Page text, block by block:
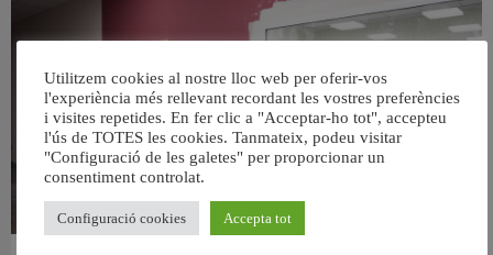
Utilitzem cookies al nostre lloc web per oferir-vos
l'experiència més rellevant recordant les vostres preferències
i visites repetides. En fer clic a "Acceptar-ho tot", accepteu
l'ús de TOTES les cookies. Tanmateix, podeu visitar
"Configuració de les galetes" per proporcionar un
consentiment controlat.
Configuració cookies Accepta tot